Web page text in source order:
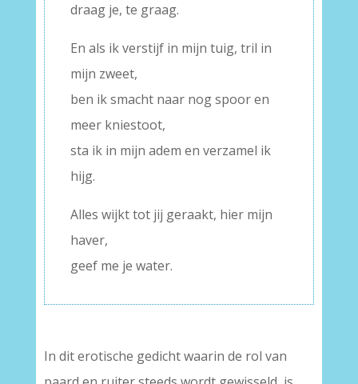
draag je, te graag.
En als ik verstijf in mijn tuig, tril in
mijn zweet,
ben ik smacht naar nog spoor en
meer kniestoot,
sta ik in mijn adem en verzamel ik
hijg.
Alles wijkt tot jij geraakt, hier mijn
haver,
geef me je water.
In dit erotische gedicht waarin de rol van